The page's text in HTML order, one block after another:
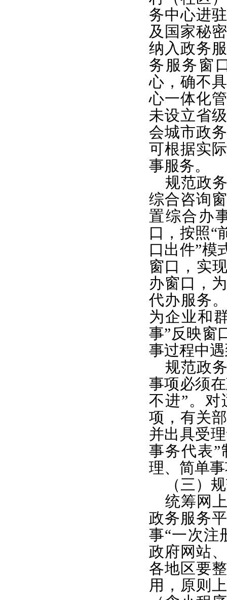
务中心进
及国家秘
纳入政务
务服务窗
心，确不
心一体化
未设立省
会城市政
可根据实
事服务。
规范政
综合咨询
置综合办
口，按照“
口出件”模
窗口，实
办窗口，
代办服务
为企业和
事”反映窗
事过程中
规范政
事项必须
不进”。对
项，有关
并出具受
事务代表”
理、简单
（三）
统筹网
政务服务
事“一次注
政府网站
各地区要
用，原则